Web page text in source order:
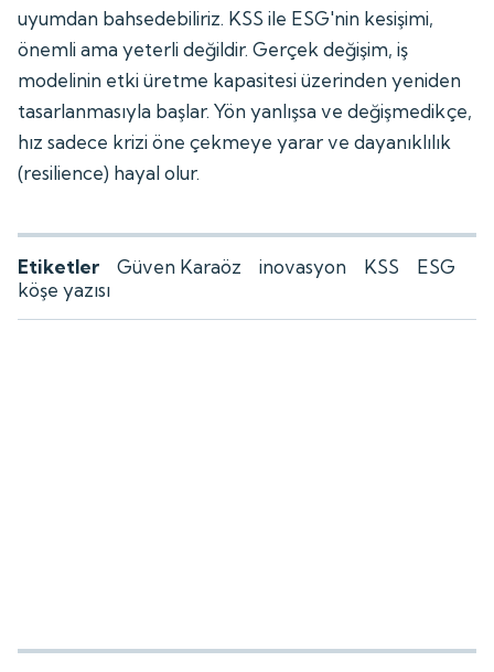
uyumdan bahsedebiliriz. KSS ile ESG'nin kesişimi,
önemli ama yeterli değildir. Gerçek değişim, iş
modelinin etki üretme kapasitesi üzerinden yeniden
tasarlanmasıyla başlar. Yön yanlışsa ve değişmedikçe,
hız sadece krizi öne çekmeye yarar ve dayanıklılık
(resilience) hayal olur.
Etiketler Güven Karaöz inovasyon KSS
ESG
köşe yazısı